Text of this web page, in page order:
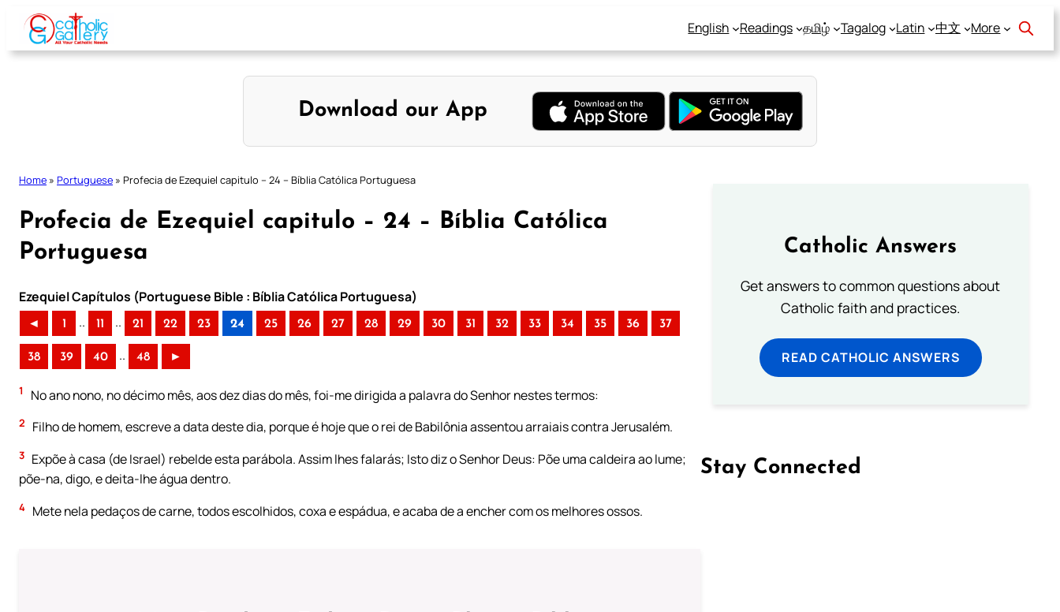
Skip
content
English Readings தமிழ் Tagalog Latin 中文 More
Download our App
Home » Portuguese » Profecia de Ezequiel capitulo – 24 – Bíblia Católica Portuguesa
Profecia de Ezequiel capitulo – 24 – Bíblia Católica
Portuguesa
Ezequiel Capítulos (Portuguese Bible : Bíblia Católica Portuguesa)
◄ 1 .. 11 .. 21 22 23 24 25 26 27 28 29 30 31 32 33 34 35 36 37
38 39 40 .. 48 ►
1 No ano nono, no décimo mês, aos dez dias do mês, foi-me dirigida a palavra do Senhor nestes termos:
2 Filho de homem, escreve a data deste dia, porque é hoje que o rei de Babilônia assentou arraiais contra Jerusalém.
3 Expõe à casa (de Israel) rebelde esta parábola. Assim lhes falarás; Isto diz o Senhor Deus: Põe uma caldeira ao lume;
põe-na, digo, e deita-lhe água dentro.
4 Mete nela pedaços de carne, todos escolhidos, coxa e espádua, e acaba de a encher com os melhores ossos.
Catholic Answers
Get answers to common questions about
Catholic faith and practices.
READ CATHOLIC ANSWERS
Stay Connected